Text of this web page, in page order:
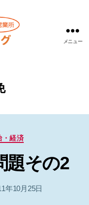
メニュー
・経済
題その2
年10月25日